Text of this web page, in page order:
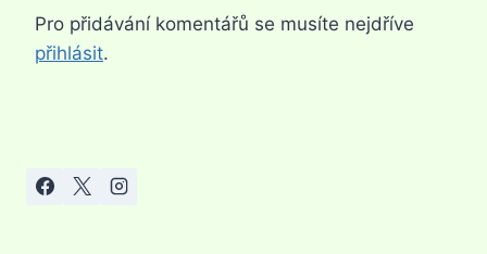
Pro přidávání komentářů se musíte nejdříve
přihlásit.